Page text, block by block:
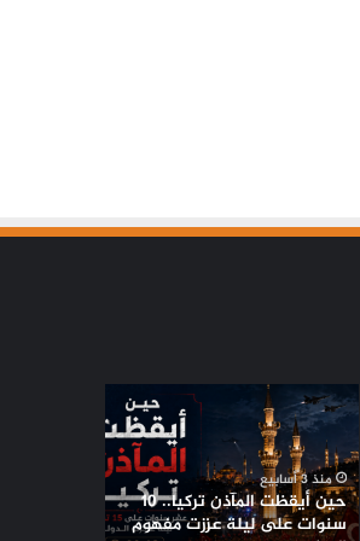
حين
أيقظت
المآذن
تركيا..
10
سنوات
منذ 3 أسابيع
حين أيقظت المآذن تركيا.. 10
سنوات على ليلة عززت مفهوم